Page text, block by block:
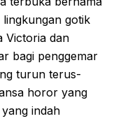
lingkungan gotik
Victoria dan
bagi penggemar
turun terus-
horor yang
indah